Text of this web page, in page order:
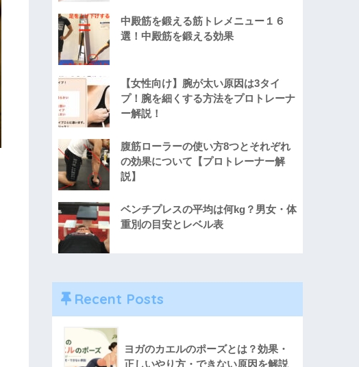
中殿筋を鍛える筋トレメニュー１６
選！中殿筋を鍛える効果
【女性向け】腕が太い原因は3タイ
プ！腕を細くする方法をプロトレーナ
ー解説！
腹筋ローラーの使い方8つとそれぞれ
の効果について【プロトレーナー解
説】
ベンチプレスの平均は何kg？男女・体
重別の目安とレベル表
Recent Posts
ヨガのカエルのポーズとは？効果・
正しいやり方・できない原因を解説